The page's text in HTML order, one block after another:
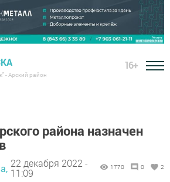
- Арский район
16+
района назначен
22 декабря 2022 -
11:09
1770 0 2